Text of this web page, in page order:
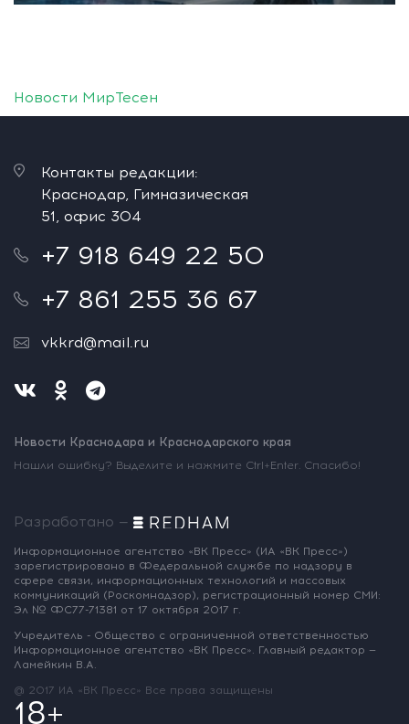
Новости МирТесен
Контакты редакции:
Краснодар, Гимназическая
51, офис 304
+7 918 649 22 50
+7 861 255 36 67
vkkrd@mail.ru
Новости Краснодара и Краснодарского края
Нашли ошибку? Выделите и нажмите Ctrl+Enter. Спасибо!
Разработано —
Информационное агентство «ВК Пресс» (ИА «ВК Пресс»)
зарегистрировано в Федеральной службе по надзору в
сфере связи, информационных технологий и массовых
коммуникаций (Роскомнадзор), регистрационный номер СМИ:
Эл № ФС77-71381 от 17 октября 2017 г.
Учредитель - Общество с ограниченной ответственностью
Информационное агентство «ВК Пресс». Главный редактор —
Ламейкин В.А.
@ 2017 ИА «ВК Пресс» Все права защищены
18+